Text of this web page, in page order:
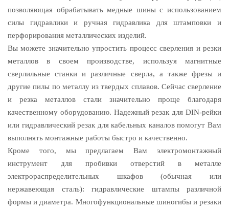
позволяющая обрабатывать медные шины с использованием
силы гидравлики и ручная гидравлика для штамповки и
перфорирования металлических изделий.
Вы можете значительно упростить процесс сверления и резки
металлов в своем производстве, используя магнитные
сверлильные станки и различные сверла, а также фрезы и
другие пилы по металлу из твердых сплавов. Сейчас сверление
и резка металлов стали значительно проще благодаря
качественному оборудованию. Надежный резак для DIN-рейки
или гидравлический резак для кабельных каналов помогут Вам
выполнять монтажные работы быстро и качественно.
Кроме того, мы предлагаем Вам электромонтажный
инструмент для пробивки отверстий в металле
электрораспределительных шкафов (обычная или
нержавеющая сталь): гидравлические штампы различной
формы и диаметра. Многофункциональные шиногибы и резаки